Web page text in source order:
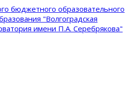
бюджетного образовательного
"Волгоградская
имени П.А. Серебрякова"